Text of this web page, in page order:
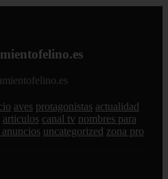
aves protagonistas actualidad
articulos canal tv nombres para
uncategorized zona pro